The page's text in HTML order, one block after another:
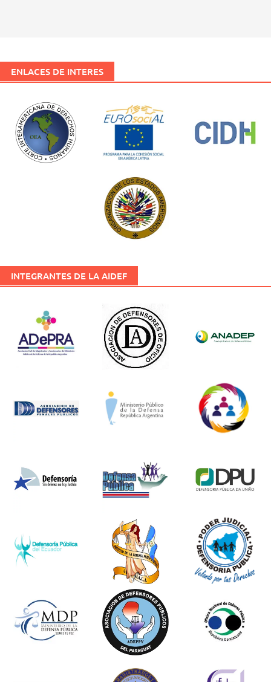
ENLACES DE INTERES
INTEGRANTES DE LA AIDEF